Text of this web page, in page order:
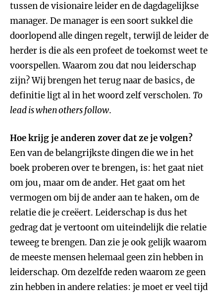
tussen de visionaire leider en de dagdagelijkse
manager. De manager is een soort sukkel die
doorlopend alle dingen regelt, terwijl de leider de
herder is die als een profeet de toekomst weet te
voorspellen. Waarom zou dat nou leiderschap
zijn? Wij brengen het terug naar de basics, de
definitie ligt al in het woord zelf verscholen. To
lead is when others follow.
Hoe krijg je anderen zover dat ze je volgen?
Een van de belangrijkste dingen die we in het
boek proberen over te brengen, is: het gaat niet
om jou, maar om de ander. Het gaat om het
vermogen om bij de ander aan te haken, om de
relatie die je creëert. Leiderschap is dus het
gedrag dat je vertoont om uiteindelijk die relatie
teweeg te brengen. Dan zie je ook gelijk waarom
de meeste mensen helemaal geen zin hebben in
leiderschap. Om dezelfde reden waarom ze geen
zin hebben in andere relaties: je moet er veel tijd